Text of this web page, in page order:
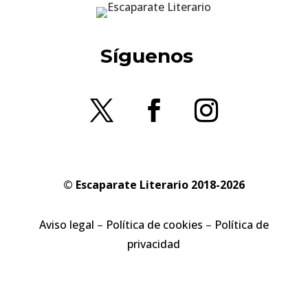
Síguenos
© Escaparate Literario 2018-2026
Aviso legal – Política de cookies – Política de
privacidad